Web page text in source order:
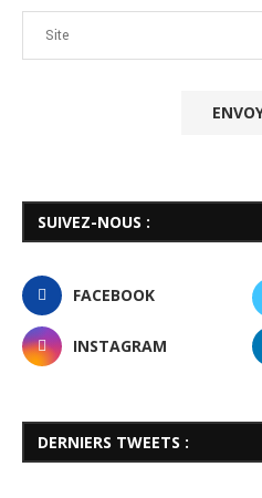
SUIVEZ-NOUS :
FACEBOOK
INSTAGRAM
DERNIERS TWEETS :